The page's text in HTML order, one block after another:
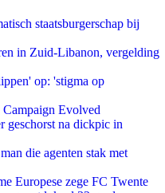
staatsburgerschap bij
in Zuid-Libanon, vergelding
op: 'stigma op
Evolved
geschorst na dickpic in
die agenten stak met
Europese zege FC Twente